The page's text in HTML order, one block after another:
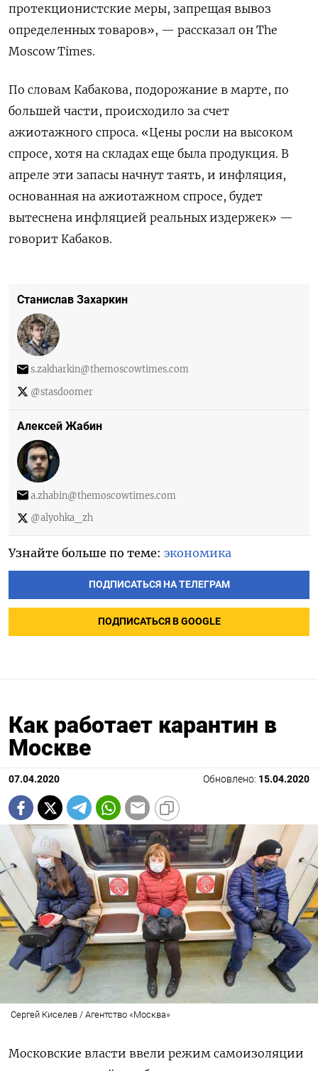
протекционистские меры, запрещая вывоз
определенных товаров», — рассказал он The
Moscow Times.
По словам Кабакова, подорожание в марте, по
большей части, происходило за счет
ажиотажного спроса. «Цены росли на высоком
спросе, хотя на складах еще была продукция. В
апреле эти запасы начнут таять, и инфляция,
основанная на ажиотажном спросе, будет
вытеснена инфляцией реальных издержек» —
говорит Кабаков.
Станислав Захаркин
s.zakharkin@themoscowtimes.com
@stasdoomer
Алексей Жабин
a.zhabin@themoscowtimes.com
@alyohka_zh
Узнайте больше по теме: экономика
ПОДПИСАТЬСЯ НА ТЕЛЕГРАМ
ПОДПИСАТЬСЯ В GOOGLE
Как работает карантин в
Москве
07.04.2020 Обновлено: 15.04.2020
Сергей Киселев / Агентство «Москва»
Московские власти ввели режим самоизоляции